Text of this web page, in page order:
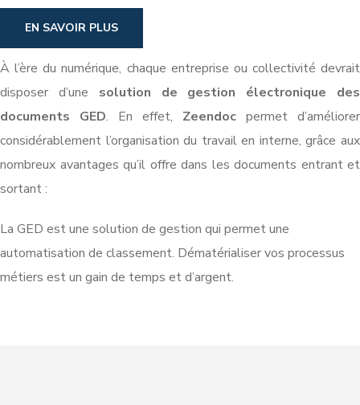
EN SAVOIR PLUS
À l’ère du numérique, chaque entreprise ou collectivité devrait
disposer d’une solution de gestion électronique des
documents GED. En effet, Zeendoc permet d’améliorer
considérablement l’organisation du travail en interne, grâce aux
nombreux avantages qu’il offre dans les documents entrant et
sortant :
La GED est une solution de gestion qui permet une
automatisation de classement. Dématérialiser vos processus
métiers est un gain de temps et d’argent.